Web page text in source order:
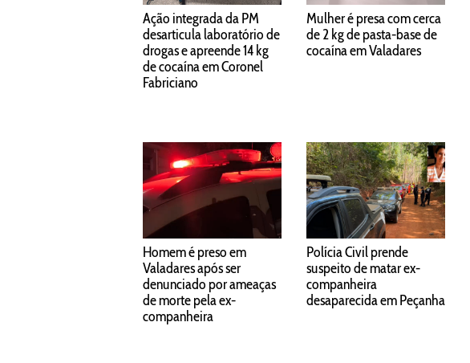
Ação integrada da PM
desarticula laboratório de
drogas e apreende 14 kg
de cocaína em Coronel
Fabriciano
Mulher é presa com cerca
de 2 kg de pasta-base de
cocaína em Valadares
Homem é preso em
Valadares após ser
denunciado por ameaças
de morte pela ex-
companheira
Polícia Civil prende
suspeito de matar ex-
companheira
desaparecida em Peçanha